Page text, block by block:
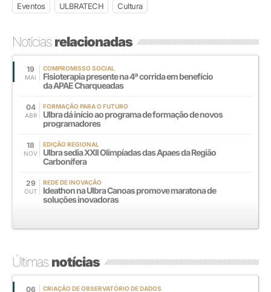
Eventos ULBRATECH Cultura
Notíciasrelacionadas
19
MAI
COMPROMISSO SOCIAL
Fisioterapia presente na 4ª corrida em benefício
da APAE Charqueadas
04
ABR
FORMAÇÃO PARA O FUTURO
Ulbra dá início ao programa de formação de novos
programadores
18
NOV
EDIÇÃO REGIONAL
Ulbra sedia XXll Olimpíadas das Apaes da Região
Carbonífera
29
OUT
REDE DE INOVAÇÃO
Ideathon na Ulbra Canoas promove maratona de
soluções inovadoras
Últimasnotícias
06 CRIAÇÃO DE OBSERVATÓRIO DE DADOS